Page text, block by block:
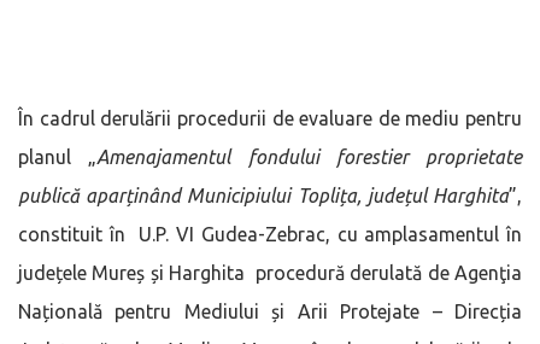
În cadrul derulării procedurii de evaluare de mediu pentru
planul „Amenajamentul fondului forestier proprietate
publică aparținând Municipiului Toplița, județul Harghita”,
constituit în U.P. VI Gudea-Zebrac, cu amplasamentul în
județele Mureș și Harghita procedură derulată de Agenţia
Națională pentru Mediului și Arii Protejate – Direcția